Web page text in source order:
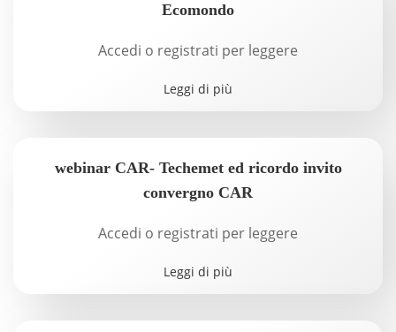
Ecomondo
Accedi o registrati per leggere
Leggi di più
webinar CAR- Techemet ed ricordo invito
convergno CAR
Accedi o registrati per leggere
Leggi di più